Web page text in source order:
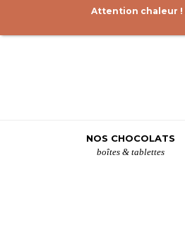
NOS CHOCOLATS
boîtes & tablettes
Attention chaleur !